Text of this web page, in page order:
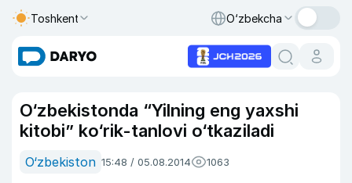
Toshkent O‘zbekcha
O‘zbekistonda “Yilning eng yaxshi
kitobi” ko‘rik-tanlovi o‘tkaziladi
O‘zbekiston 15:48 / 05.08.2014 1063